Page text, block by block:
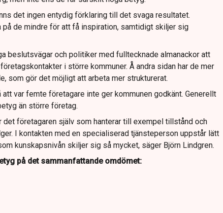
det ingen entydig förklaring till det svaga resultatet.
på de mindre för att få inspiration, samtidigt skiljer sig
beslutsvägar och politiker med fulltecknade almanackor att
i större kommuner. Å andra sidan har de mer
som gör det möjligt att arbeta mer strukturerat.
var femte företagare inte ger kommunen godkänt. Generellt
än större företag.
det företagaren själv som hanterar till exempel tillstånd och
I kontakten med en specialiserad tjänsteperson uppstår lätt
kunskapsnivån skiljer sig så mycket, säger Björn Lindgren.
på det sammanfattande omdömet: